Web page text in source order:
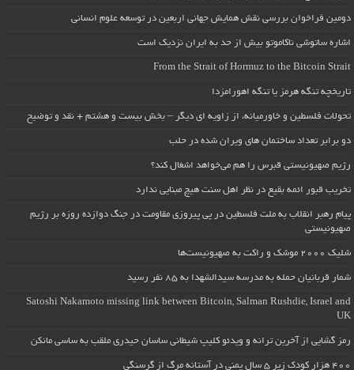
دومین فراخوان بررسی نقش همایش جهانی اربعین در توسعه علوم انسانی
اشاره ساتوشی ناکاموتو بیش از حد به ایران نزدیک است
From the Strait of Hormuz to the Bitcoin Strait
تاریخچه تنگه هرمز یا تنگه اهورامزدا
تحولات فلسطین و خاورمیانه، از زاویه ای دیگر – بخش بیست و هشتم + نقد و توضیح
دو برابر تعداد ساختمان های ویران شده در حلب
رژیم صهیونیستی قبرس را هم می‌خواهد اشغال کند؟
تخریب قبور ائمه بقیع در نظر اهل سنت هیچ مبنایی ندارد
پیام رهبر انقلاب به ملت فلسطین در پی پیروزی مقاومت در جنگ دوازده روزه بر رژیم
صهیونیستی
شلیک ۲۰۰۰ موشک و راکت به صهیونیست‌ها
شمار قربانیان حمله به مدرسه سیدالشهدا به ۸۵ نفر رسید
Satoshi Nakamoto missing link between Bitcoin, Salman Rushdie, Israel and
UK
رمز گشایی از آخرین ترانه و ویدئو کلیپ شیطانی ساسان حیدری ملقب به ساسی مانکن
۴۰۰ هزار کودک زیر ۵ سال یمنی در آستانه مرگ از گرسنگی